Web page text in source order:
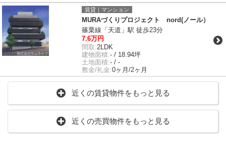
賃貸｜マンション
MURAづくりプロジェクト nord(ノール）
篠栗線「天道」駅 徒歩23分
7.6万円
間取:2LDK
建物面積:- / 18.94坪
土地面積:- / -
敷金/礼金:0ヶ月/2ヶ月
近くの賃貸物件をもっと見る
近くの売買物件をもっと見る